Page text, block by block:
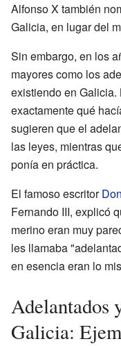
Alfonso X también
Galicia, en lugar del
Sin embargo, en los
mayores como los
existiendo en
exactamente qué
sugieren que el
las leyes, mientras
ponía en práctica.
El famoso escritor
Fernando III, explicó
merino eran muy
les llamaba
en esencia eran lo
Adelantados
Galicia: